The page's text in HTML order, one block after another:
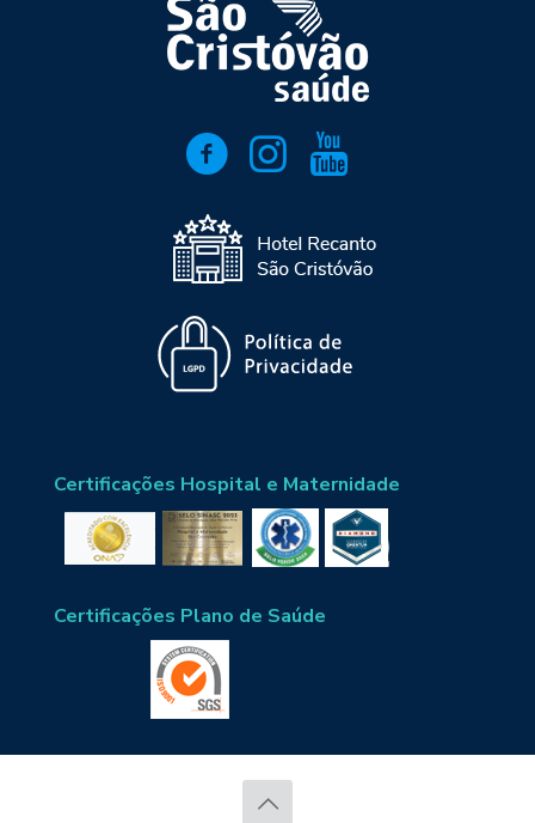
Certificações Hospital e Maternidade
Certificações Plano de Saúde